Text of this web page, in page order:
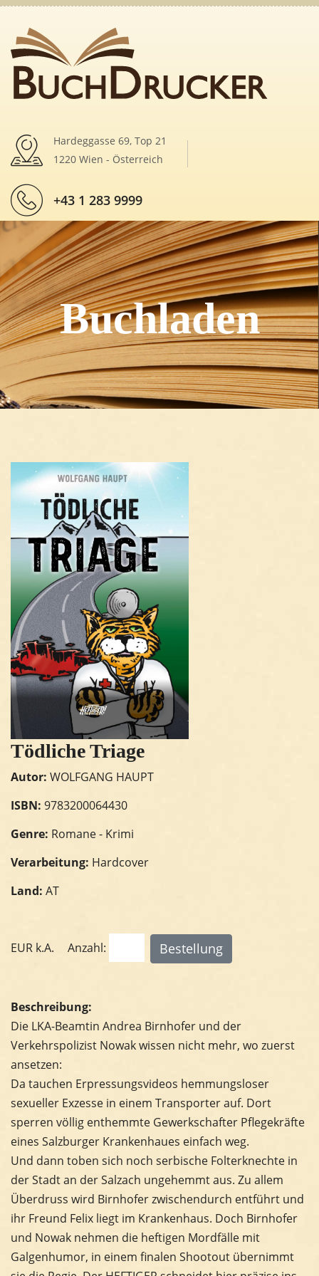
Hardeggasse 69, Top 21
1220 Wien - Österreich
+43 1 283 9999
Buchladen
Tödliche Triage
Autor: WOLFGANG HAUPT
ISBN: 9783200064430
Genre: Romane - Krimi
Verarbeitung: Hardcover
Land: AT
EUR k.A. Anzahl:
Beschreibung:
Die LKA-Beamtin Andrea Birnhofer und der
Verkehrspolizist Nowak wissen nicht mehr, wo zuerst
ansetzen:
Da tauchen Erpressungsvideos hemmungsloser
sexueller Exzesse in einem Transporter auf. Dort
sperren völlig enthemmte Gewerkschafter Pflegekräfte
eines Salzburger Krankenhaues einfach weg.
Und dann toben sich noch serbische Folterknechte in
der Stadt an der Salzach ungehemmt aus. Zu allem
Überdruss wird Birnhofer zwischendurch entführt und
ihr Freund Felix liegt im Krankenhaus. Doch Birnhofer
und Nowak nehmen die heftigen Mordfälle mit
Galgenhumor, in einem finalen Shootout übernimmt